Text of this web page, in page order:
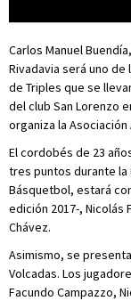
Carlos Manuel
Rivadavia será uno
de Triples que se
del club San Lorenzo
organiza la
El cordobés de 23
tres puntos durante la
Básquetbol, estará
edición 2017-, Nicolás
Chávez.
Asimismo, se
Volcadas. Los
Facundo Campazzo,